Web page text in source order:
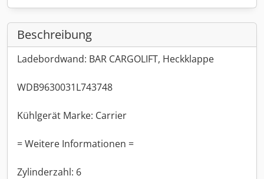
Beschreibung
Ladebordwand: BAR CARGOLIFT, Heckklappe
WDB9630031L743748
Kühlgerät Marke: Carrier
= Weitere Informationen =
Zylinderzahl: 6